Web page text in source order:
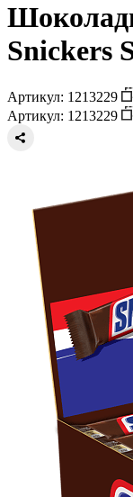
Snickers
Артикул: 1213229
Артикул: 1213229